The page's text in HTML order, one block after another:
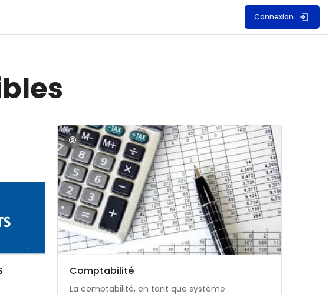
Connexion
Image du cours Comptabilité
Catégorie de cours
Nom du cours
Comptabilité
Résumé du cours :
La comptabilité, en tant que système